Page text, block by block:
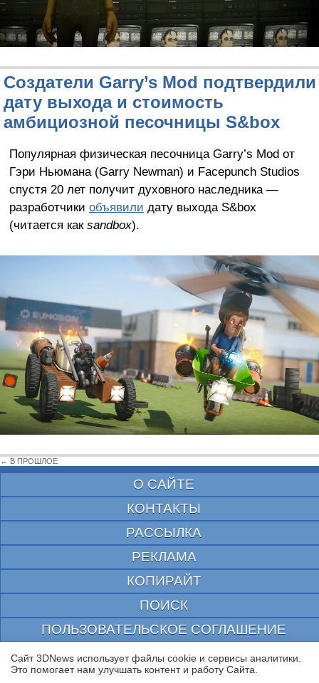
Создатели Garry’s Mod подтвердили
дату выхода и стоимость
амбициозной песочницы S&box
Популярная физическая песочница Garry’s Mod от
Гэри Ньюмана (Garry Newman) и Facepunch Studios
спустя 20 лет получит духовного наследника —
разработчики объявили дату выхода S&box
(читается как sandbox).
← В ПРОШЛОЕ
О САЙТЕ
КОНТАКТЫ
РАССЫЛКА
РЕКЛАМА
КОПИРАЙТ
ПОИСК
ПОЛЬЗОВАТЕЛЬСКОЕ СОГЛАШЕНИЕ
ЗАЩИЩЕНО CURATOR
© 1997—2026 Электронное периодическое издание "3ДНьюс" | Свидетельство о
Сайт 3DNews использует файлы cookie и сервисы аналитики.
Это помогает нам улучшать контент и работу Cайта.